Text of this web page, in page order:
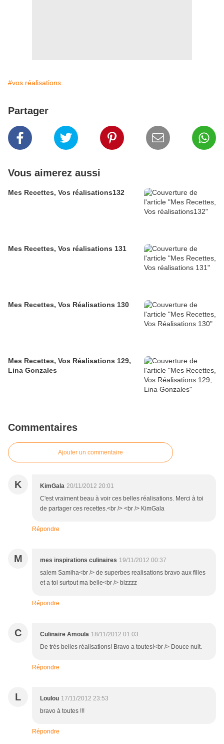
#vos réalisations
Partager
Vous aimerez aussi
Mes Recettes, Vos réalisations132
Mes Recettes, Vos réalisations 131
Mes Recettes, Vos Réalisations 130
Mes Recettes, Vos Réalisations 129,
Lina Gonzales
Commentaires
Ajouter un commentaire
K KimGala 20/11/2012 20:01
C'est vraiment beau à voir ces belles réalisations. Merci à toi
de partager ces recettes.<br /> <br /> KimGala
Répondre
M mes inspirations culinaires 19/11/2012 00:37
salem Samiha<br /> de superbes realisations bravo aux filles
et a toi surtout ma belle<br /> bizzzz
Répondre
C Culinaire Amoula 18/11/2012 01:03
De très belles réalisations! Bravo a toutes!<br /> Douce nuit.
Répondre
L Loulou 17/11/2012 23:53
bravo à toutes !!!
Répondre